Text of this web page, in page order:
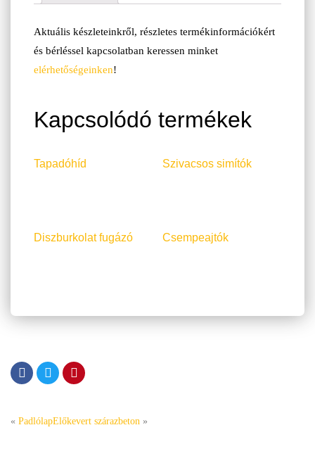
Aktuális készleteinkről, részletes termékinformációkért
és bérléssel kapcsolatban keressen minket
elérhetőségeinken!
Kapcsolódó termékek
Tapadóhíd Szivacsos simítók
Diszburkolat fugázó Csempeajtók
« PadlólapElőkevert szárazbeton »